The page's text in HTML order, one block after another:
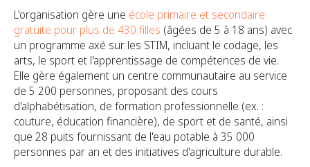
L'organisation gère une école primaire et secondaire
gratuite pour plus de 430 filles (âgées de 5 à 18 ans) avec
un programme axé sur les STIM, incluant le codage, les
arts, le sport et l'apprentissage de compétences de vie.
Elle gère également un centre communautaire au service
de 5 200 personnes, proposant des cours
d'alphabétisation, de formation professionnelle (ex. :
couture, éducation financière), de sport et de santé, ainsi
que 28 puits fournissant de l'eau potable à 35 000
personnes par an et des initiatives d'agriculture durable.